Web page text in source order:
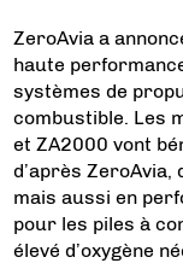
ZeroAvia a
haute
systèmes de
combustible. Les
et ZA2000 vont
d’après ZeroAvia,
mais aussi en
pour les piles à
élevé d’oxygène